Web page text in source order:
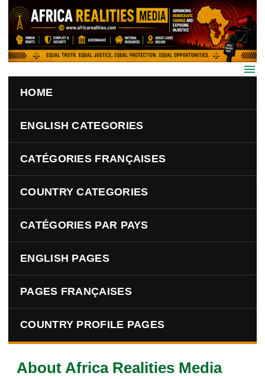
Skip to main content
HOME
ENGLISH CATEGORIES
CATÉGORIES FRANÇAISES
COUNTRY CATEGORIES
CATÉGORIES PAR PAYS
ENGLISH PAGES
PAGES FRANÇAISES
COUNTRY PROFILE PAGES
About Africa Realities Media